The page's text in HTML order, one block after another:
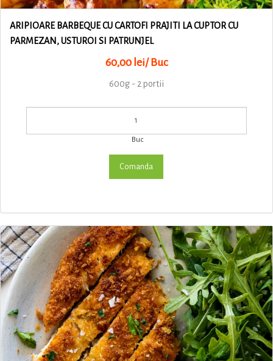
ARIPIOARE BARBEQUE CU CARTOFI PRAJITI LA CUPTOR CU
PARMEZAN, USTUROI SI PATRUNJEL
60,00 lei/ Buc
600g - 2 portii
Buc